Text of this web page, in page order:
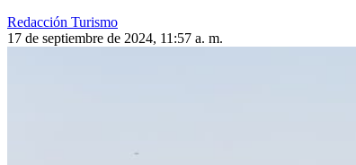
Redacción Turismo
17 de septiembre de 2024, 11:57 a. m.